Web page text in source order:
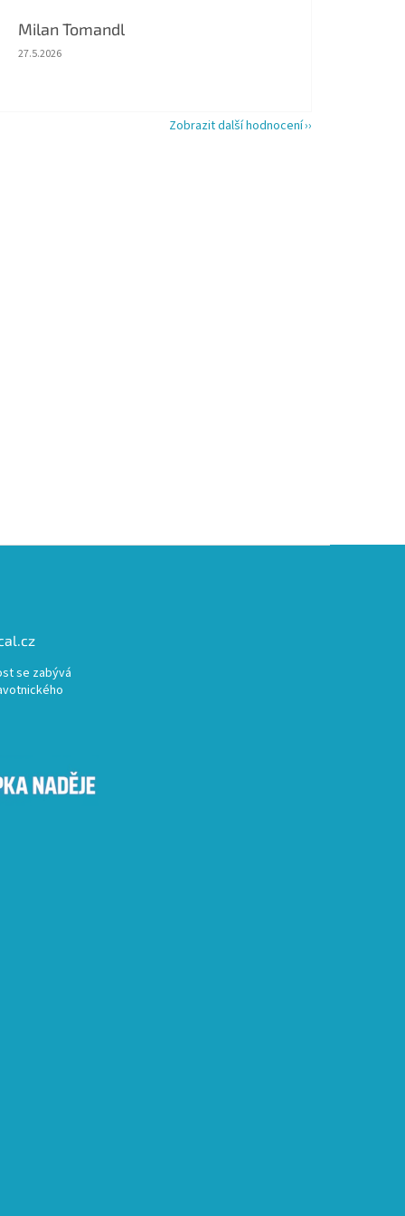
Milan Tomandl
Hodnocení obchodu je 5 z 5 hvězdiček.
27.5.2026
Zobrazit další hodnocení
se zabývá